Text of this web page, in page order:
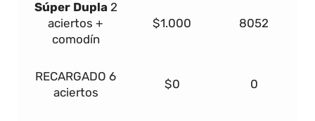
Súper Dupla 2
aciertos +
comodín
$1.000 8052
RECARGADO 6
aciertos
$0 0